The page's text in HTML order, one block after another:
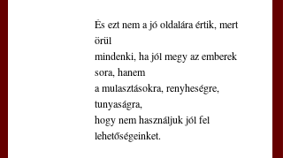
És ezt nem a jó oldalára értik, mert
örül
mindenki, ha jól megy az emberek
sora, hanem
a mulasztásokra, renyheségre,
tunyaságra,
hogy nem használjuk jól fel
lehetőségeinket.